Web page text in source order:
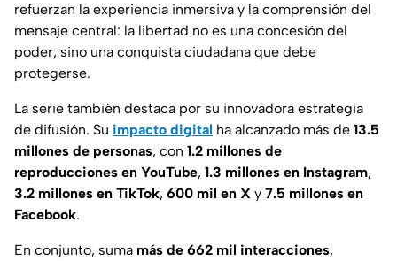
refuerzan la experiencia inmersiva y la comprensión del
mensaje central: la libertad no es una concesión del
poder, sino una conquista ciudadana que debe
protegerse.
La serie también destaca por su innovadora estrategia
de difusión. Su impacto digital ha alcanzado más de 13.5
millones de personas, con 1.2 millones de
reproducciones en YouTube, 1.3 millones en Instagram,
3.2 millones en TikTok, 600 mil en X y 7.5 millones en
Facebook.
En conjunto, suma más de 662 mil interacciones,